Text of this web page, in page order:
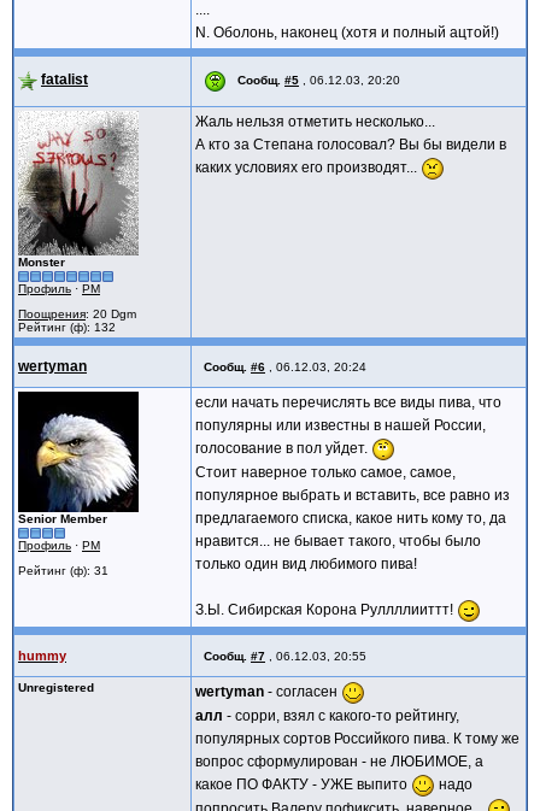
....
N. Оболонь, наконец (хотя и полный ацтой!)
fatalist Сообщ. #5 , 06.12.03, 20:20
Monster
Профиль · PM
Поощрения: 20 Dgm
Рейтинг (ф): 132
Жаль нельзя отметить несколько...
А кто за Степана голосовал? Вы бы видели в
каких условиях его производят...
wertyman Сообщ. #6 06.12.03, 20:24
Senior Member
Профиль · PM
Рейтинг (ф): 31
если начать перечислять все виды пива, что
популярны или известны в нашей России,
голосование в пол уйдет.
Стоит наверное только самое, самое,
популярное выбрать и вставить, все равно из
предлагаемого списка, какое нить кому то, да
нравится... не бывает такого, чтобы было
только один вид любимого пива!
З.Ы. Сибирская Корона Руллллииттт!
hummy Сообщ. #7 06.12.03, 20:55
Unregistered wertyman - согласен
алл - сорри, взял с какого-то рейтингу,
популярных сортов Российкого пива. К тому же
вопрос сформулирован - не ЛЮБИМОЕ, а
какое ПО ФАКТУ - УЖЕ выпито
надо